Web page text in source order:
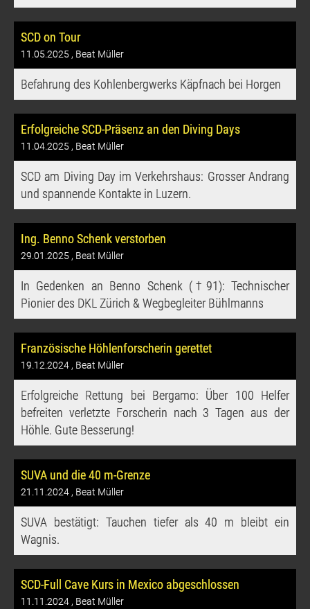
SCD on Tour
11.05.2025 , Beat Müller
Befahrung des Kohlenbergwerks Käpfnach bei Horgen
Erfolgreiche SCD-Präsenz an den Diving Days
11.04.2025 , Beat Müller
SCD am Diving Day im Verkehrshaus: Grosser Andrang
und spannende Kontakte in Luzern.
Ing. Benno Schenk verstorben
29.01.2025 , Beat Müller
In Gedenken an Benno Schenk (†91): Technischer
Pionier des DKL Zürich & Wegbegleiter Bühlmanns
Französische Höhlenforscherin gerettet
19.12.2024 , Beat Müller
Erfolgreiche Rettung bei Bergamo: Über 100 Helfer
befreiten verletzte Forscherin nach 3 Tagen aus der
Höhle. Gute Besserung!
SUVA und die 40 m-Grenze
21.11.2024 , Beat Müller
SUVA bestätigt: Tauchen tiefer als 40 m bleibt ein
Wagnis.
SCD-Full Cave Kurs in Mexico abgeschlossen
11.11.2024 , Beat Müller